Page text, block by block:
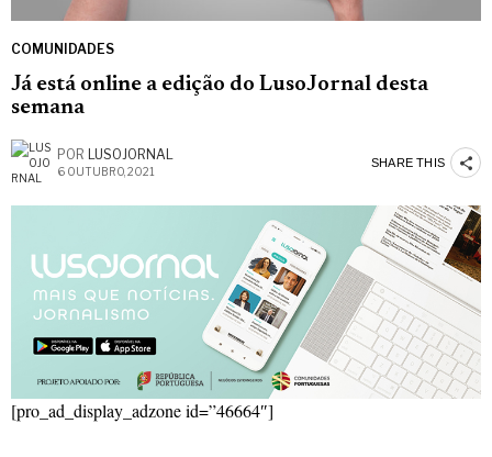
COMUNIDADES
Já está online a edição do LusoJornal desta
semana
POR LUSOJORNAL
6 OUTUBRO, 2021
SHARE THIS
[pro_ad_display_adzone id=”46664″]